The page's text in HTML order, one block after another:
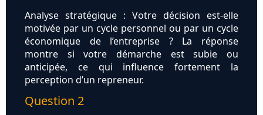
Analyse stratégique : Votre décision est-elle
motivée par un cycle personnel ou par un cycle
économique de l’entreprise ? La réponse
montre si votre démarche est subie ou
anticipée, ce qui influence fortement la
perception d’un repreneur.
Question 2